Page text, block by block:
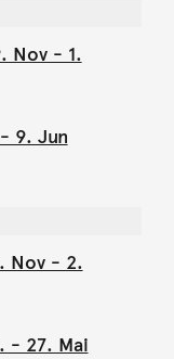
Nov - 1.
9. Jun
Nov - 2.
- 27. Mai